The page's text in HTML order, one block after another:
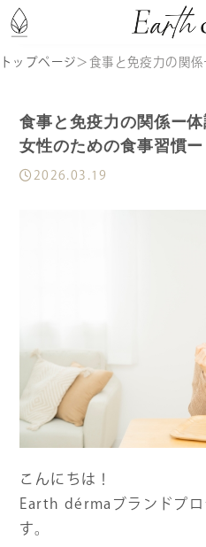
商品一覧
ショッピングガイド
よくある質問
トップページ＞ 食事と免疫力の関
食事と免疫力の関係ー
女性のための食事習慣ー
2026.03.19
こんにちは！
Earth dérmaブランドプ
す。